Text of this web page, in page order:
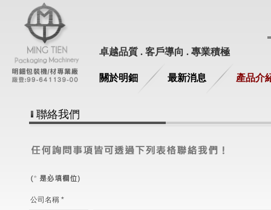
卓越品質 . 客戶導向 . 專業積極
關於明鈿 最新消息 產品介
聯絡我們
公司名稱 *